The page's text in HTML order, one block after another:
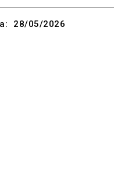
28/05/2026